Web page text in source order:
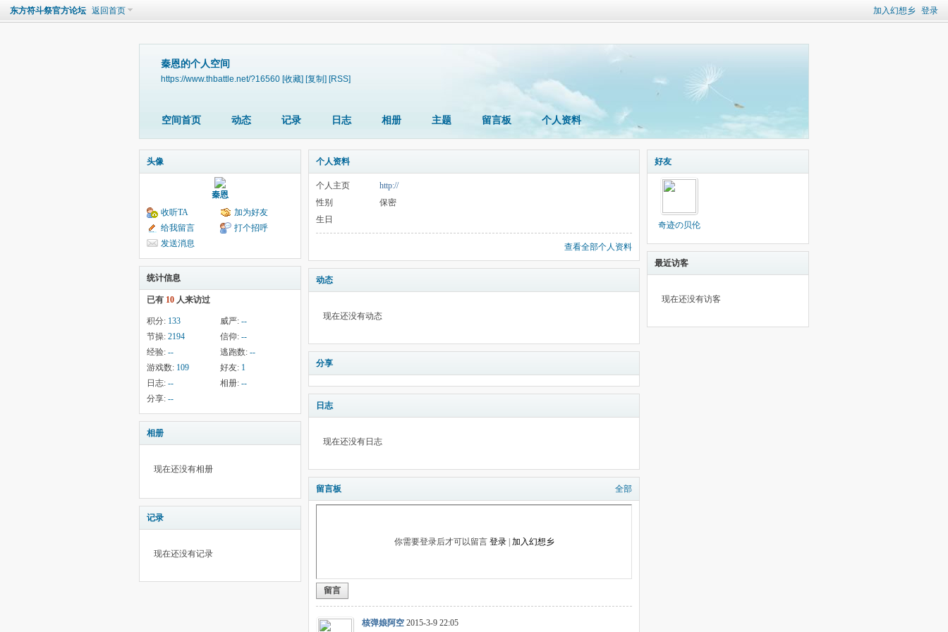
加入幻想乡 登录
东方符斗祭官方论坛 返回首页
秦恩的个人空间
https://www.thbattle.net/?16560 [收藏] [复制] [RSS]
空间首页 动态 记录 日志 相册 主题 留言板 个人资料
头像
秦恩
收听TA
加为好友
给我留言
打个招呼
发送消息
统计信息
已有 10 人来访过
积分: 133 威严: --
节操: 2194 信仰: --
经验: -- 逃跑数: --
游戏数: 109 好友: 1
日志: -- 相册: --
分享: --
相册
现在还没有相册
记录
现在还没有记录
个人资料
个人主页
http://
性别
保密
生日
查看全部个人资料
动态
现在还没有动态
分享
日志
现在还没有日志
留言板 全部
你需要登录后才可以留言 登录| 加入幻想乡
留言
核弹娘阿空 2015-3-9 22:05
好友
奇迹の贝伦
最近访客
现在还没有访客